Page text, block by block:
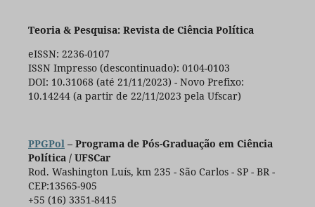
Teoria & Pesquisa: Revista de Ciência Política
eISSN: 2236-0107
ISSN Impresso (descontinuado): 0104-0103
DOI: 10.31068 (até 21/11/2023) - Novo Prefixo:
10.14244 (a partir de 22/11/2023 pela Ufscar)
PPGPol – Programa de Pós-Graduação em Ciência
Política / UFSCar
Rod. Washington Luís, km 235 - São Carlos - SP - BR -
CEP:13565-905
+55 (16) 3351-8415